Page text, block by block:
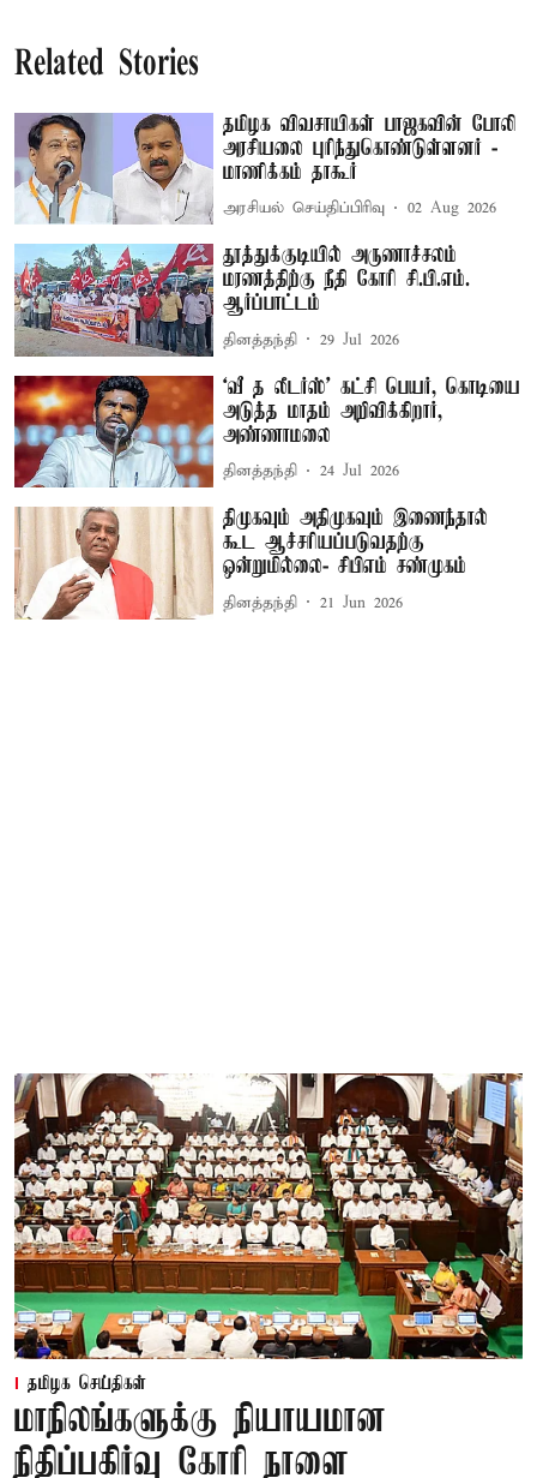
Related Stories
தமிழக விவசாயிகள் பாஜகவின் போலி
அரசியலை புரிந்துகொண்டுள்ளனர் -
மாணிக்கம் தாகூர்
அரசியல் செய்திப்பிரிவு 02 Aug 2026
தூத்துக்குடியில் அருணாச்சலம்
மரணத்திற்கு நீதி கோரி சி.பி.எம்.
ஆர்ப்பாட்டம்
தினத்தந்தி 29 Jul 2026
‘வீ த லீடர்ஸ்' கட்சி பெயர், கொடியை
அடுத்த மாதம் அறிவிக்கிறார்,
அண்ணாமலை
தினத்தந்தி 24 Jul 2026
திமுகவும் அதிமுகவும் இணைந்தால்
கூட ஆச்சரியப்படுவதற்கு
ஒன்றுமில்லை- சிபிஎம் சண்முகம்
தினத்தந்தி 21 Jun 2026
தமிழக செய்திகள்
மாநிலங்களுக்கு நியாயமான
நிதிப்பகிர்வு கோரி நாளை